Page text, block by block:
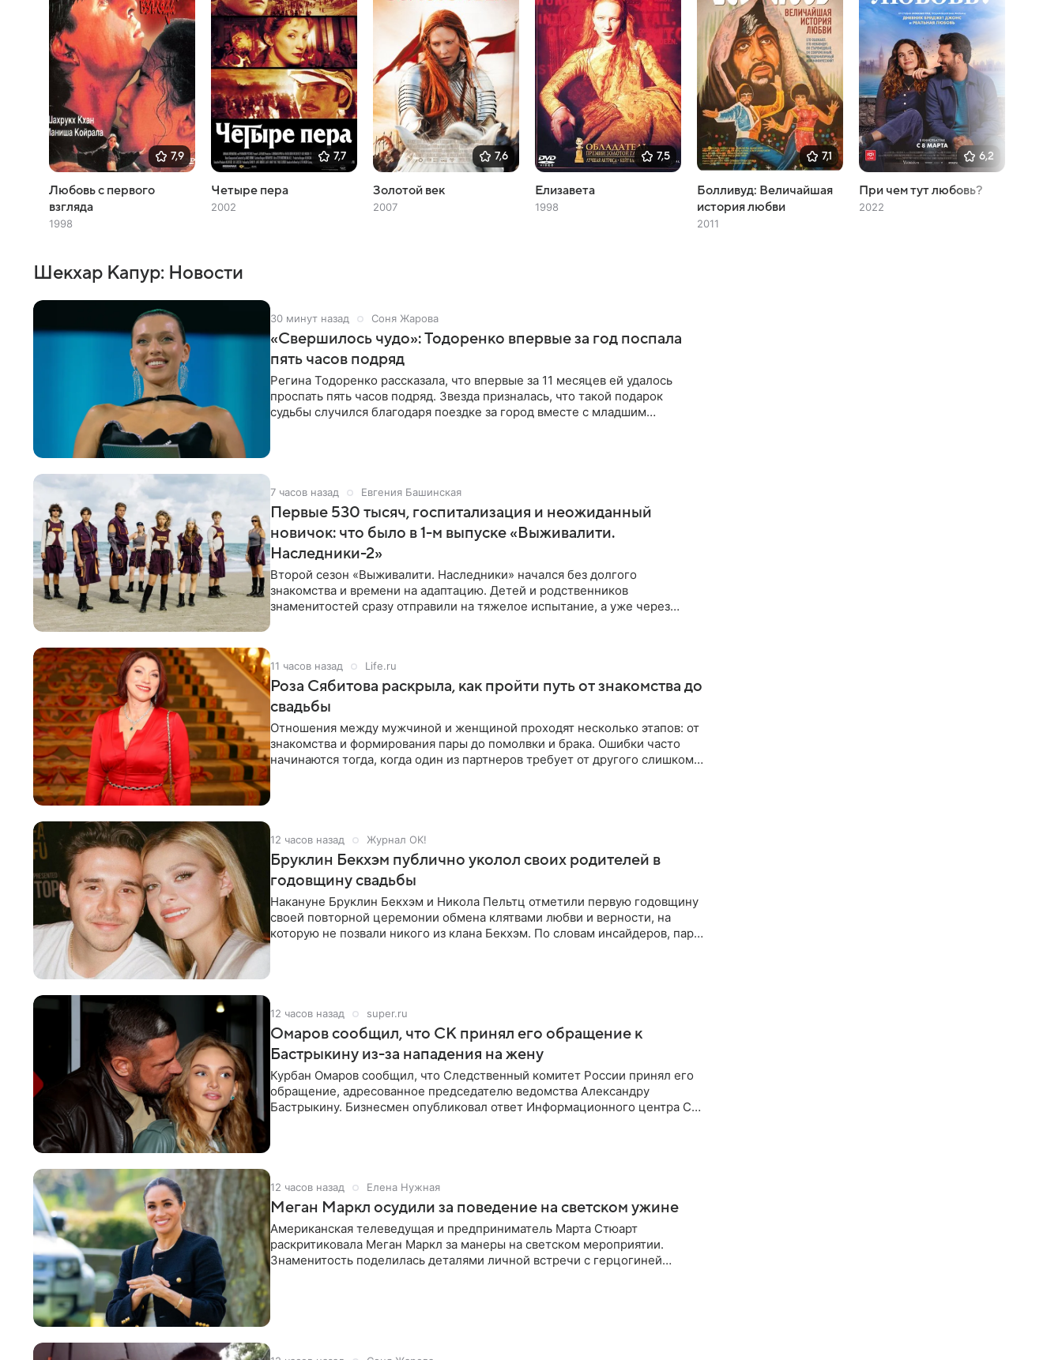
7,9
Любовь с первого
взгляда
1998
7,7
Четыре пера
2002
7,6
Золотой век
2007
7,5
Елизавета
1998
7,1
Болливуд: Величайшая
история любви
2011
6,2
При чем тут любовь?
2022
Шекхар Капур: Новости
30 минут назад Соня Жарова
«Свершилось чудо»: Тодоренко впервые за год поспала
пять часов подряд
Регина Тодоренко рассказала, что впервые за 11 месяцев ей удалось
проспать пять часов подряд. Звезда призналась, что такой подарок
судьбы случился благодаря поездке за город вместе с младшим
7 часов назад Евгения Башинская
Первые 530 тысяч, госпитализация и неожиданный
новичок: что было в 1-м выпуске «Выживалити.
Наследники-2»
Второй сезон «Выживалити. Наследники» начался без долгого
знакомства и времени на адаптацию. Детей и родственников
знаменитостей сразу отправили на тяжелое испытание, а уже через
11 часов назад Life.ru
Роза Сябитова раскрыла, как пройти путь от знакомства до
свадьбы
Отношения между мужчиной и женщиной проходят несколько этапов: от
знакомства и формирования пары до помолвки и брака. Ошибки часто
начинаются тогда, когда один из партнеров требует от другого слишком
12 часов назад Журнал OK!
Бруклин Бекхэм публично уколол своих родителей в
годовщину свадьбы
Накануне Бруклин Бекхэм и Никола Пельтц отметили первую годовщину
своей повторной церемонии обмена клятвами любви и верности, на
которую не позвали никого из клана Бекхэм. По словам инсайдеров, пара
12 часов назад super.ru
Омаров сообщил, что СК принял его обращение к
Бастрыкину из-за нападения на жену
Курбан Омаров сообщил, что Следственный комитет России принял его
обращение, адресованное председателю ведомства Александру
Бастрыкину. Бизнесмен опубликовал ответ Информационного центра СК
12 часов назад Елена Нужная
Меган Маркл осудили за поведение на светском ужине
Американская телеведущая и предприниматель Марта Стюарт
раскритиковала Меган Маркл за манеры на светском мероприятии.
Знаменитость поделилась деталями личной встречи с герцогиней